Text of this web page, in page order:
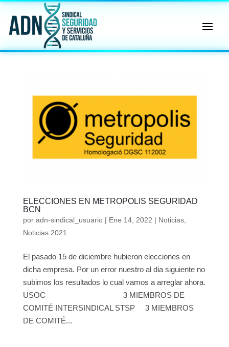
ELECCIONES EN METROPOLIS SEGURIDAD
BCN
por adn-sindical_usuario| Ene 14, 2022 | Noticias,
Noticias 2021
El pasado 15 de diciembre hubieron elecciones en
dicha empresa. Por un error nuestro al dia siguiente no
subimos los resultados lo cual vamos a arreglar ahora.
USOC 3 MIEMBROS DE
COMITÉ INTERSINDICAL STSP 3 MIEMBROS
DE COMITÉ...
✖
ℹ️ Consulta General a Sede (Email)
⚖️ Dpto. Jurídico y Abogados (Email)
🤖 Dudas Rápidas del Convenio (IA)
📊 Herramienta: Tabla Salarial PDF
✊ Trámite: Afiliarse al Sindicato
📍 Info: Horarios y Contacto Sede